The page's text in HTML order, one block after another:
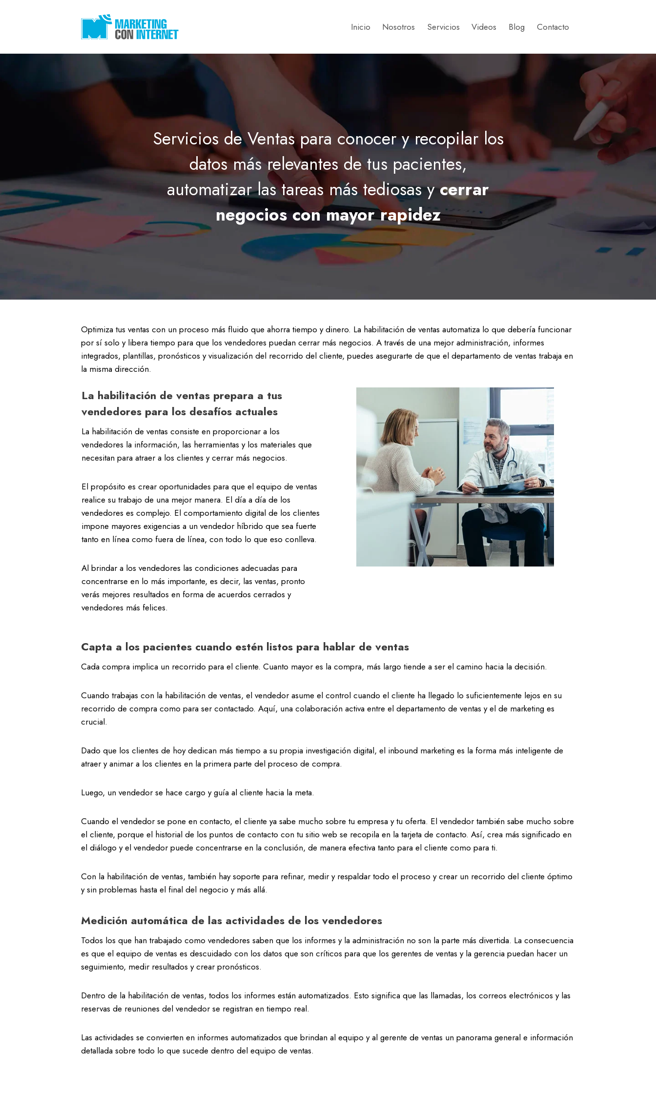
Inicio Nosotros Servicios Videos Blog Contacto
Servicios de Ventas para conocer y recopilar los
datos más relevantes de tus pacientes,
automatizar las tareas más tediosas ycerrar
negocios con mayor rapidez
Optimiza tus ventas con un proceso más fluido que ahorra tiempo y dinero. La habilitación de ventas automatiza lo que debería funcionar
por sí solo y libera tiempo para que los vendedores puedan cerrar más negocios. A través de una mejor administración, informes
integrados, plantillas, pronósticos y visualización del recorrido del cliente, puedes asegurarte de que el departamento de ventas trabaja en
la misma dirección.
La habilitación de ventas prepara a tus
vendedores para los desafíos actuales
La habilitación de ventas consiste en proporcionar a los
vendedores la información, las herramientas y los materiales que
necesitan para atraer a los clientes y cerrar más negocios.
El propósito es crear oportunidades para que el equipo de ventas
realice su trabajo de una mejor manera. El día a día de los
vendedores es complejo. El comportamiento digital de los clientes
impone mayores exigencias a un vendedor híbrido que sea fuerte
tanto en línea como fuera de línea, con todo lo que eso conlleva.
Al brindar a los vendedores las condiciones adecuadas para
concentrarse en lo más importante, es decir, las ventas, pronto
verás mejores resultados en forma de acuerdos cerrados y
vendedores más felices.
Capta a los pacientes cuando estén listos para hablar de ventas
Cada compra implica un recorrido para el cliente. Cuanto mayor es la compra, más largo tiende a ser el camino hacia la decisión.
Cuando trabajas con la habilitación de ventas, el vendedor asume el control cuando el cliente ha llegado lo suficientemente lejos en su
recorrido de compra como para ser contactado. Aquí, una colaboración activa entre el departamento de ventas y el de marketing es
crucial.
Dado que los clientes de hoy dedican más tiempo a su propia investigación digital, el inbound marketing es la forma más inteligente de
atraer y animar a los clientes en la primera parte del proceso de compra.
Luego, un vendedor se hace cargo y guía al cliente hacia la meta.
Cuando el vendedor se pone en contacto, el cliente ya sabe mucho sobre tu empresa y tu oferta. El vendedor también sabe mucho sobre
el cliente, porque el historial de los puntos de contacto con tu sitio web se recopila en la tarjeta de contacto. Así, crea más significado en
el diálogo y el vendedor puede concentrarse en la conclusión, de manera efectiva tanto para el cliente como para ti.
Con la habilitación de ventas, también hay soporte para refinar, medir y respaldar todo el proceso y crear un recorrido del cliente óptimo
y sin problemas hasta el final del negocio y más allá.
Medición automática de las actividades de los vendedores
Todos los que han trabajado como vendedores saben que los informes y la administración no son la parte más divertida. La consecuencia
es que el equipo de ventas es descuidado con los datos que son críticos para que los gerentes de ventas y la gerencia puedan hacer un
seguimiento, medir resultados y crear pronósticos.
Dentro de la habilitación de ventas, todos los informes están automatizados. Esto significa que las llamadas, los correos electrónicos y las
reservas de reuniones del vendedor se registran en tiempo real.
Las actividades se convierten en informes automatizados que brindan al equipo y al gerente de ventas un panorama general e información
detallada sobre todo lo que sucede dentro del equipo de ventas.